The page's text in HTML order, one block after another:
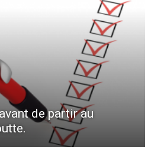
de partir au